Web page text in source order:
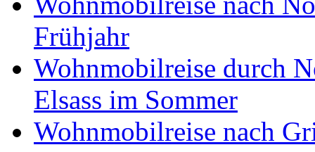
Frühjahr
Wohnmobilreise durch
Elsass im Sommer
Wohnmobilreise nach